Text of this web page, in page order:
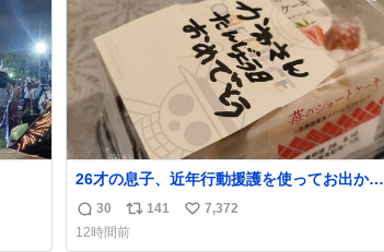
数
26才の息子、近年行動援護を使ってお出かけ
をよくする 親との外出はもう嫌らしい。 中身
は小学生位なのに小癪な😅 昨日は夜のショッ
ピングモールに行った 先に寝といてよ❗ と何
返
信
30
リ
ポ
141
い
7,372
12時間前